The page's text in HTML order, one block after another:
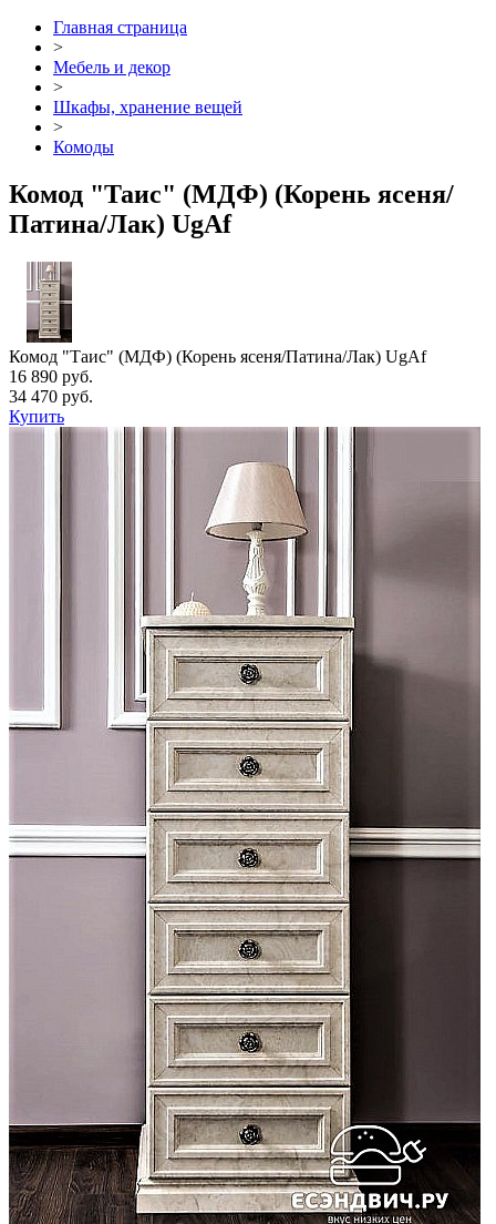
Главная страница
>
Мебель и декор
>
Шкафы, хранение вещей
>
Комоды
Комод "Таис" (МДФ) (Корень ясеня/
Патина/Лак) UgAf
Комод "Таис" (МДФ) (Корень ясеня/Патина/Лак) UgAf
16 890 руб.
34 470 руб.
Купить